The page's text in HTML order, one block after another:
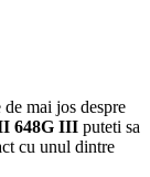
mai jos despre
648G III puteti sa
cu unul dintre